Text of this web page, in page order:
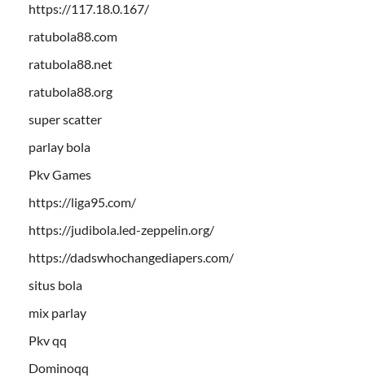
https://117.18.0.167/
ratubola88.com
ratubola88.net
ratubola88.org
super scatter
parlay bola
Pkv Games
https://liga95.com/
https://judibola.led-zeppelin.org/
https://dadswhochangediapers.com/
situs bola
mix parlay
Pkv qq
Dominoqq